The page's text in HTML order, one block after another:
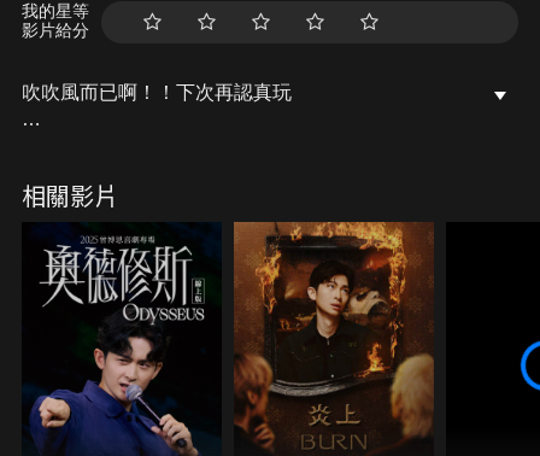
我的星等
影片給分
吹吹風而已啊！！下次再認真玩
相關影片